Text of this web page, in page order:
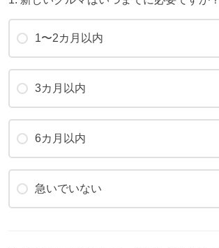
1〜2カ月以内
3カ月以内
6カ月以内
急いでいない